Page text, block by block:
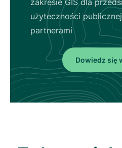
użyteczności
partnerami
Dowiedz się